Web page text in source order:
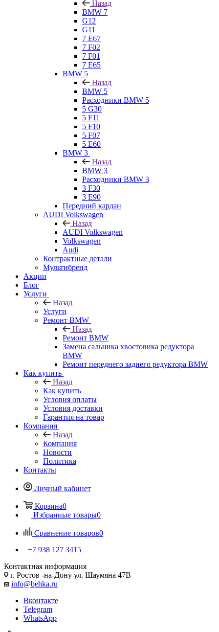
Назад
BMW 7
G12
G11
7 Е67
7 F02
7 F01
7 E65
BMW 5
Назад
BMW 5
Расходники BMW 5
5 G30
5 F11
5 F10
5 F07
5 E60
BMW 3
Назад
BMW 3
Расходники BMW 3
3 F30
3 E90
Передний кардан
AUDI Volkswagen
Назад
AUDI Volkswagen
Volkswagen
Audi
Контрактные детали
Мультибренд
Акции
Блог
Услуги
Назад
Услуги
Ремонт BMW
Назад
Ремонт BMW
Замена сальника хвостовика редуктора
BMW
Ремонт переднего заднего редуктора BMW
Как купить
Назад
Как купить
Условия оплаты
Условия доставки
Гарантия на товар
Компания
Назад
Компания
Новости
Политика
Контакты
Личный кабинет
Корзина0
Избранные товары0
Сравнение товаров0
+7 938 127 3415
Контактная информация
г. Ростов -на-Дону ул. Шаумяна 47В
info@behka.ru
Вконтакте
Telegram
WhatsApp